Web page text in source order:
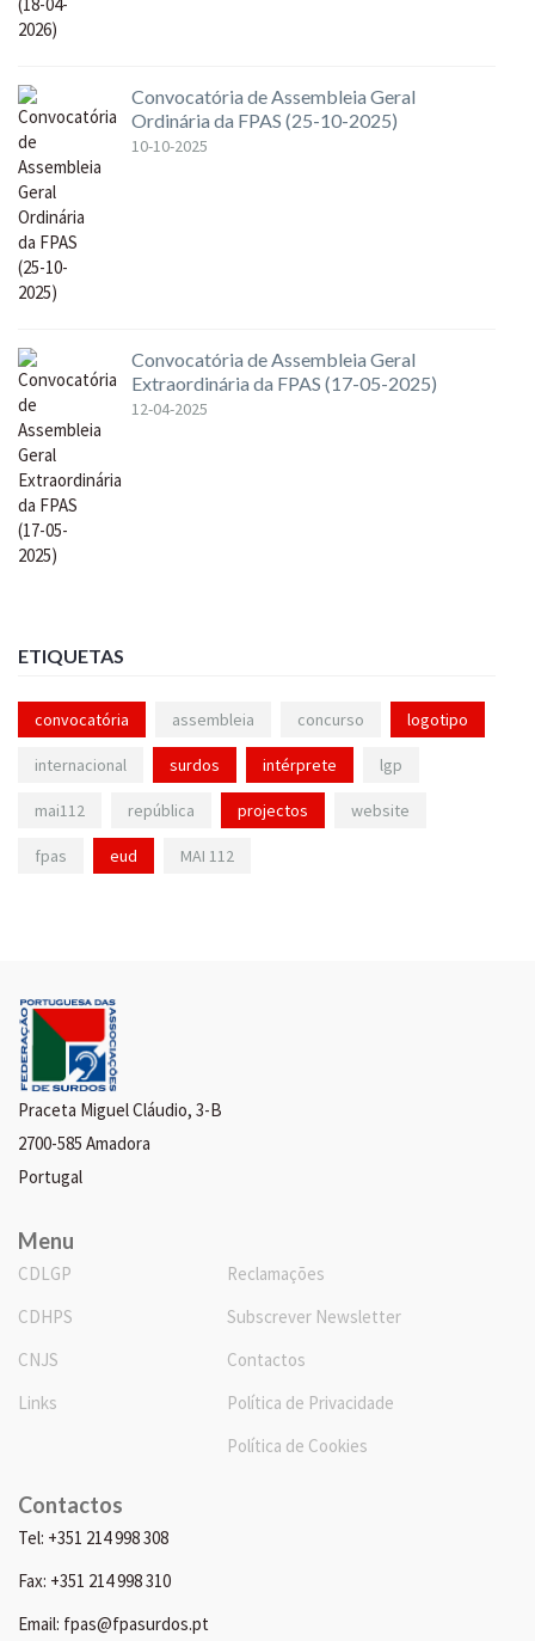
Convocatória de Assembleia Geral
Ordinária da FPAS (25-10-2025)
10-10-2025
Convocatória de Assembleia Geral
Extraordinária da FPAS (17-05-2025)
12-04-2025
ETIQUETAS
convocatória assembleia concurso logotipo
internacional surdos intérprete lgp
mai112 república projectos website
fpas eud MAI 112
Praceta Miguel Cláudio, 3-B
2700-585 Amadora
Portugal
Menu
CDLGP
CDHPS
CNJS
Links
Reclamações
Subscrever Newsletter
Contactos
Política de Privacidade
Política de Cookies
Contactos
Tel: +351 214 998 308
Fax: +351 214 998 310
Email: fpas@fpasurdos.pt